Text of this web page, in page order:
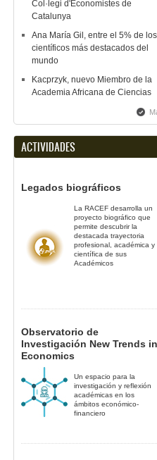
Col·legi d'Economistes de
Catalunya
Ana María Gil, entre el 5% de los
científicos más destacados del
mundo
Kacprzyk, nuevo Miembro de la
Academia Africana de Ciencias
ACTIVIDADES
Legados biográficos
La RACEF desarrolla un
proyecto biográfico que
permite descubrir la
destacada trayectoria
profesional, académica y
científica de sus
Académicos
Observatorio de
Investigación New Trends in
Economics
Un espacio para la
investigación y reflexión
académicas en los
ámbitos económico-
financiero